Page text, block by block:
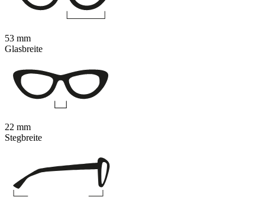
53 mm
Glasbreite
22 mm
Stegbreite